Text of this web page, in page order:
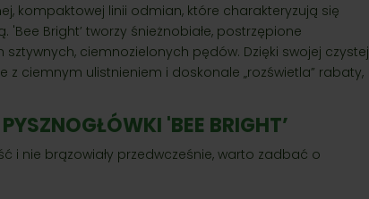
kompaktowej linii odmian, które charakteryzują się
Bright’ tworzy śnieżnobiałe, postrzępione
ciemnozielonych pędów. Dzięki swojej czystej
ciemnym ulistnieniem i doskonale „rozświetla” rabaty,
'BEE BRIGHT’
i nie brązowiały przedwcześnie, warto zadbać o